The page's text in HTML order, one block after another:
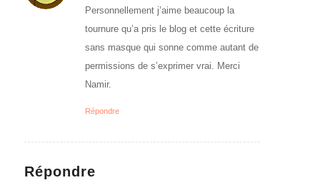
:
Personnellement j’aime beaucoup la
tournure qu’a pris le blog et cette écriture
sans masque qui sonne comme autant de
permissions de s’exprimer vrai. Merci
Namir.
Répondre
Répondre